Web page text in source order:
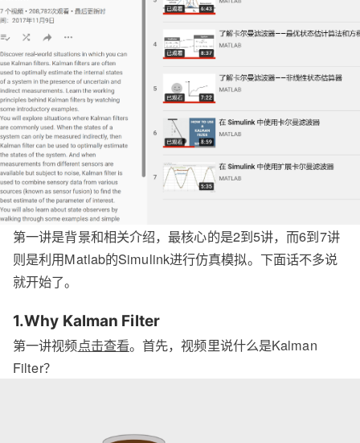
第一讲是背景和相关介绍，最核心的是2到5讲，而6到7讲
则是利用Matlab的Simulink进行仿真模拟。下面话不多说
就开始了。
1.Why Kalman Filter
第一讲视频点击查看。首先，视频里说什么是Kalman
Filter？